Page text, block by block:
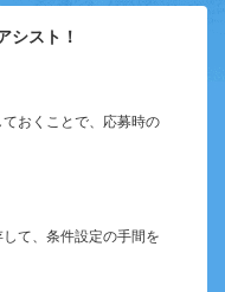
シスト！
おくことで、応募時の
て、条件設定の手間を